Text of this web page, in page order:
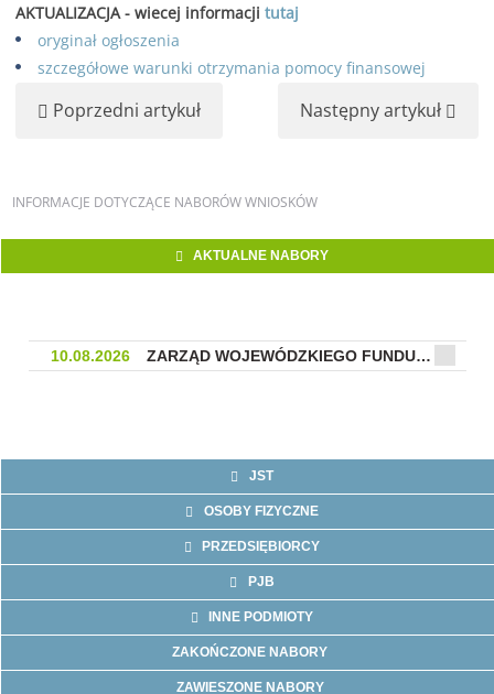
AKTUALIZACJA - wiecej informacji tutaj
oryginał ogłoszenia
szczegółowe warunki otrzymania pomocy finansowej
Poprzedni artykuł Następny artykuł
INFORMACJE DOTYCZĄCE NABORÓW WNIOSKÓW
AKTUALNE NABORY
10.08.2026 ZARZĄD WOJEWÓDZKIEGO FUNDUSZU OCHRONY ŚRODOWISKA I GOSPODARKI WODNEJ W KIELCACH OGŁASZA NABÓR WNIOSKÓW NA CZĘŚĆ 1 „OGÓLNOPOLSKIEGO PROG...
JST
OSOBY FIZYCZNE
PRZEDSIĘBIORCY
PJB
INNE PODMIOTY
ZAKOŃCZONE NABORY
ZAWIESZONE NABORY